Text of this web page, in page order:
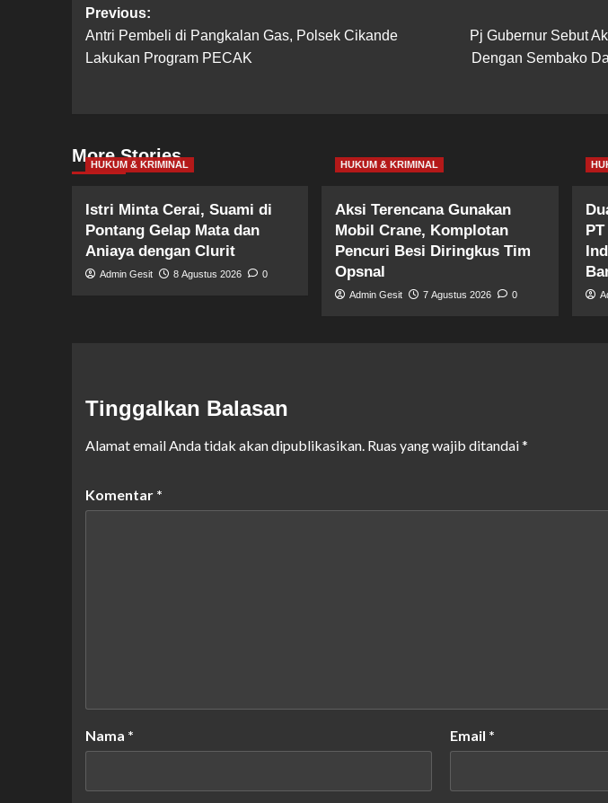
Post
navigation
Previous:
Antri Pembeli di Pangkalan Gas, Polsek Cikande
Lakukan Program PECAK
Pj Gubernur Sebut
Dengan Sembako
More Stories
HUKUM & KRIMINAL
Istri Minta Cerai, Suami di
Pontang Gelap Mata dan
Aniaya dengan Clurit
Admin Gesit 8 Agustus 2026 0
HUKUM & KRIMINAL
Aksi Terencana Gunakan
Mobil Crane, Komplotan
Pencuri Besi Diringkus Tim
Opsnal
Admin Gesit 7 Agustus 2026 0
Tinggalkan Balasan
Alamat email Anda tidak akan dipublikasikan. Ruas yang wajib ditandai*
Komentar *
Nama * Email *